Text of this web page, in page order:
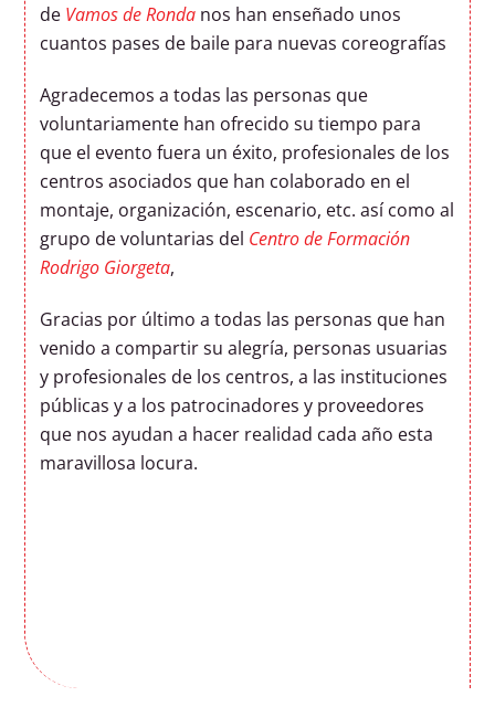
de Vamos de Ronda nos han enseñado unos
cuantos pases de baile para nuevas coreografías
Agradecemos a todas las personas que
voluntariamente han ofrecido su tiempo para
que el evento fuera un éxito, profesionales de los
centros asociados que han colaborado en el
montaje, organización, escenario, etc. así como al
grupo de voluntarias del Centro de Formación
Rodrigo Giorgeta,
Gracias por último a todas las personas que han
venido a compartir su alegría, personas usuarias
y profesionales de los centros, a las instituciones
públicas y a los patrocinadores y proveedores
que nos ayudan a hacer realidad cada año esta
maravillosa locura.